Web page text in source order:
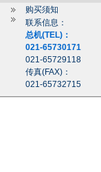
购买须知
联系信息：
总机(TEL)：
021-65730171
021-65729118
传真(FAX)：
021-65732715